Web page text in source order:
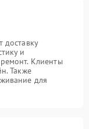
доставку
и
Клиенты
Также
для